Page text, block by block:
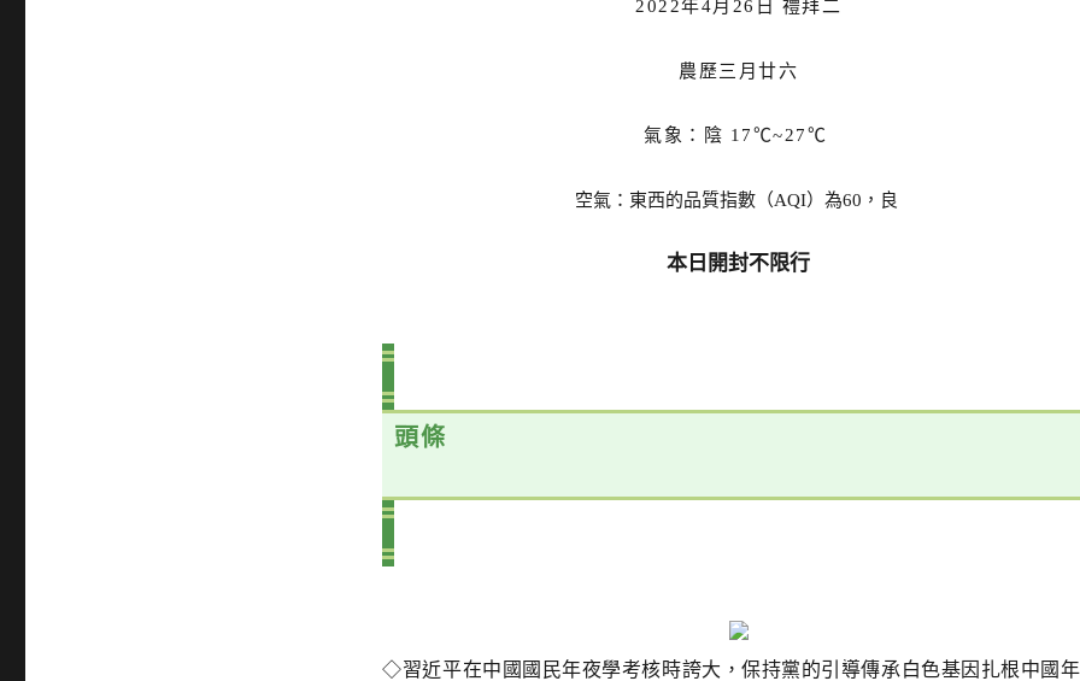
2022年4月26日 禮拜二
農歷三月廿六
氣象：陰 17℃~27℃
空氣：東西的品質指數（AQI）為60，良
本日 開封不限行
頭條
◇習近平在中國國民年夜學考核時誇大，保持黨的引導傳承白色基因扎根中國年